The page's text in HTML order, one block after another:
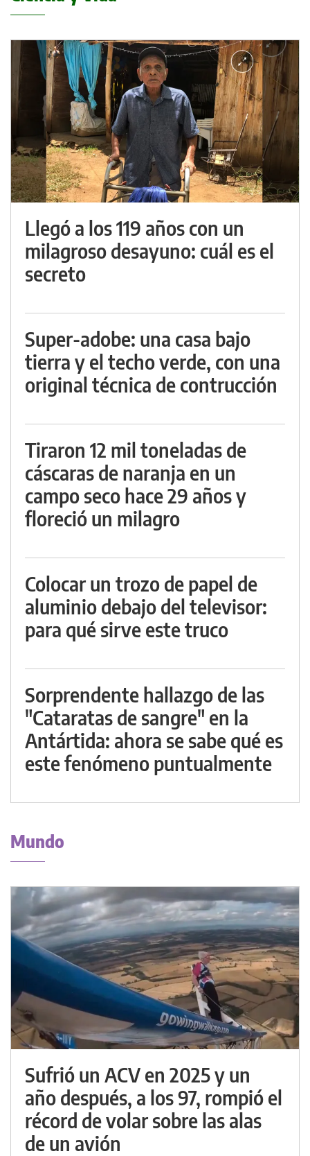
Llegó a los 119 años con un
milagroso desayuno: cuál es el
secreto
Super-adobe: una casa bajo
tierra y el techo verde, con una
original técnica de contrucción
Tiraron 12 mil toneladas de
cáscaras de naranja en un
campo seco hace 29 años y
floreció un milagro
Colocar un trozo de papel de
aluminio debajo del televisor:
para qué sirve este truco
Sorprendente hallazgo de las
"Cataratas de sangre" en la
Antártida: ahora se sabe qué es
este fenómeno puntualmente
Mundo
Sufrió un ACV en 2025 y un
año después, a los 97, rompió el
récord de volar sobre las alas
de un avión